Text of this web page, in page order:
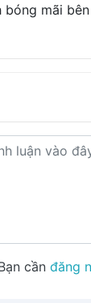
bóng mãi bên
cần đăng